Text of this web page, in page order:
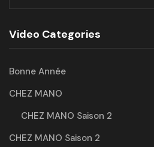
Video Categories
Bonne Année
CHEZ MANO
CHEZ MANO Saison 2
CHEZ MANO Saison 2